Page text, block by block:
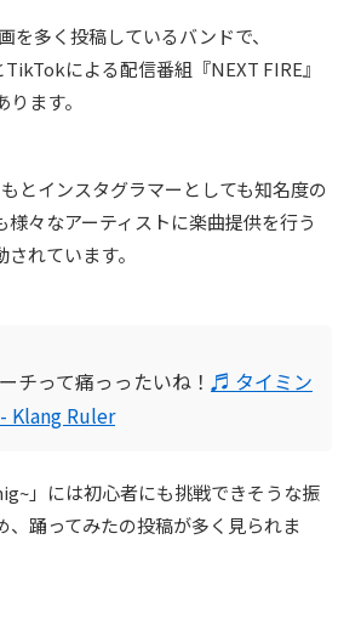
を多く投稿しているバンドで、
による配信番組『NEXT FIRE』
ます。
とインスタグラマーとしても知名度の
様々なアーティストに楽曲提供を行う
れています。
チって痛っったいね！ ♬ タイミン
Klang Ruler
」には初心者にも挑戦できそうな振
、踊ってみたの投稿が多く見られま